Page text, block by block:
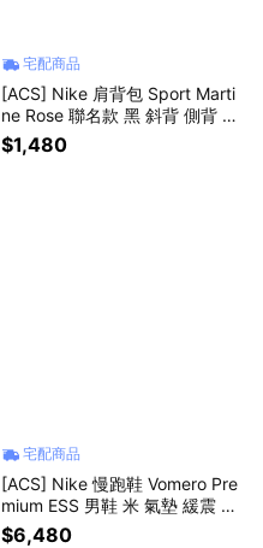
宅配商品
[ACS] Nike 肩背包 Sport Marti
ne Rose 聯名款 黑 斜背 側背 小
包 HV6891-010
$1,480
宅配商品
[ACS] Nike 慢跑鞋 Vomero Pre
mium ESS 男鞋 米 氣墊 緩震 厚
底 IM8334-200
$6,480